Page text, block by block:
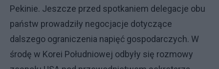
Pekinie. Jeszcze przed spotkaniem delegacje obu
państw prowadziły negocjacje dotyczące
dalszego ograniczenia napięć gospodarczych. W
środę w Korei Południowej odbyły się rozmowy